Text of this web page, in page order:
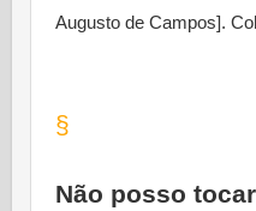
Augusto de Campos].
§
Não posso tocar